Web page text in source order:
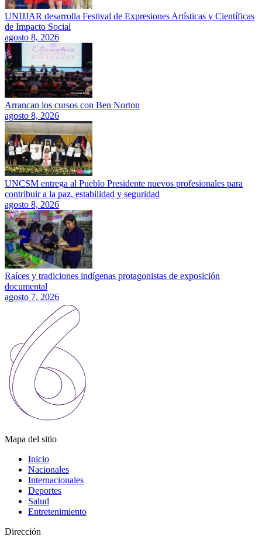
UNIJJAR desarrolla Festival de Expresiones Artísticas y Científicas
de Impacto Social
agosto 8, 2026
Arrancan los cursos con Ben Norton
agosto 8, 2026
UNCSM entrega al Pueblo Presidente nuevos profesionales para
contribuir a la paz, estabilidad y seguridad
agosto 8, 2026
Raíces y tradiciones indígenas protagonistas de exposición
documental
agosto 7, 2026
Mapa del sitio
Inicio
Nacionales
Internacionales
Deportes
Salud
Entretenimiento
Dirección